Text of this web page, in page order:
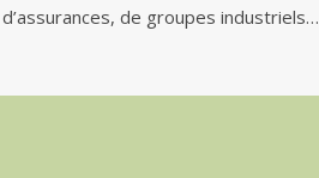
d’assurances, de groupes industriels…